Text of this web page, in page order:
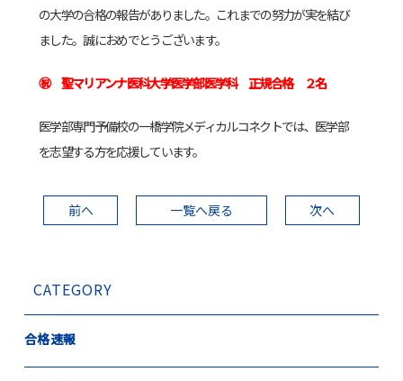
の大学の合格の報告がありました。これまでの努力が実を結び
ました。誠におめでとうございます。
㊗ 聖マリアンナ医科大学医学部医学科 正規合格 ２名
医学部専門予備校の一橋学院メディカルコネクトでは、医学部
を志望する方を応援しています。
前へ 一覧へ戻る 次へ
CATEGORY
合格速報